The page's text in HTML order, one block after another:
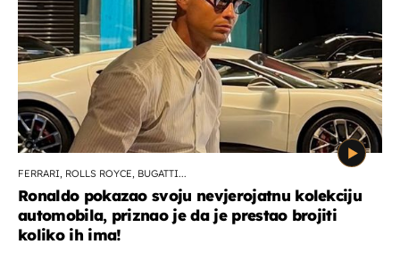
FERRARI, ROLLS ROYCE, BUGATTI...
Ronaldo pokazao svoju nevjerojatnu kolekciju
automobila, priznao je da je prestao brojiti
koliko ih ima!